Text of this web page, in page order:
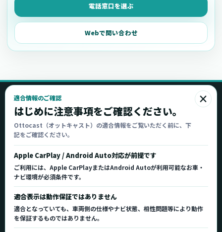
電話窓口を選ぶ
Webで問い合わせ
×
適合情報のご確認
はじめに注意事項をご確認ください。
Ottocast（オットキャスト）の適合情報をご覧いただく前に、下
記をご確認ください。
Apple CarPlay / Android Auto対応が前提です
ご利用には、Apple CarPlayまたはAndroid Autoが利用可能なお車・
ナビ環境が必須条件です。
適合表示は動作保証ではありません
適合となっていても、車両側の仕様やナビ状態、相性問題等により動作
を保証するものではありません。
Ottocast
オットキャスト
Ottocast正規販売代理店 Azgate株式会社
Ottocast（オットキャスト）の製品情報、車種適
合、サポート情報を日本国内向けに整理してご案内し
ます。
正規販売代理店 車種適合情報 国内サポート窓口
製品を探す